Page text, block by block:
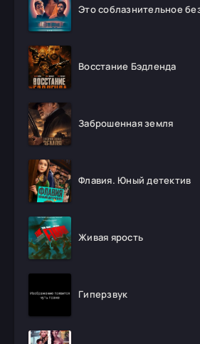
Это соблазнительное
Восстание Бэдленда
Заброшенная земля
Флавия. Юный детектив
Живая ярость
Гиперзвук